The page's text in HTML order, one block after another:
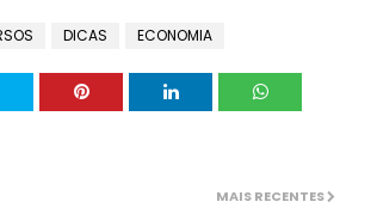
DICAS ECONOMIA
MAIS RECENTES